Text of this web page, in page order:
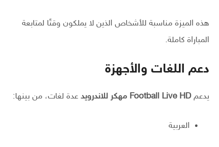
هذه الميزة مناسبة للأشخاص الذين لا يملكون وقتًا لمتابعة
المباراة كاملة.
دعم اللغات والأجهزة
يدعم Football Live HD مهكر للاندرويد عدة لغات، من بينها:
العربية